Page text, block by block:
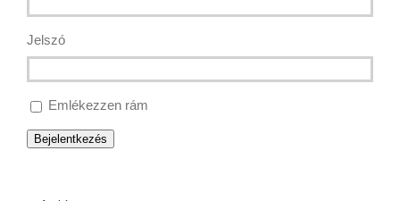
Jelszó
Emlékezzen rám
Bejelentkezés